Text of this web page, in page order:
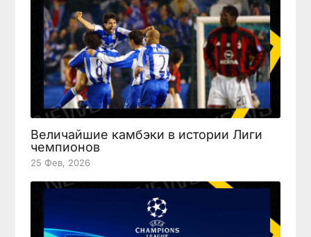
Величайшие камбэки в истории Лиги
чемпионов
25 Фев, 2026